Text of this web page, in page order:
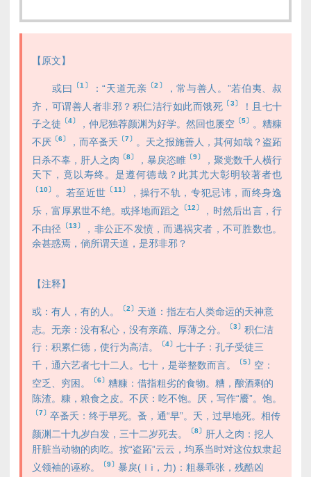
【原文】
或曰 〔1〕 ：“天道无亲 〔2〕
，常与善人。”若伯夷、叔
齐，可谓善人者非邪？积仁洁行如此而饿死 〔3〕
！且七十
子之徒 〔4〕 ，仲尼独荐颜渊为好学。然回也屡空 〔5〕
。糟糠
不厌 〔6〕 ，而卒蚤夭 〔7〕
。天之报施善人，其何如哉？盗跖
日杀不辜，肝人之肉 〔8〕 ，暴戾恣睢 〔9〕
，聚党数千人横行
天下，竟以寿终。是遵何德哉？此其尤大彰明较著者也
〔10〕 。若至近世 〔11〕
，操行不轨，专犯忌讳，而终身逸
乐，富厚累世不绝。或择地而蹈之
〔12〕
，时然后出言，行
不由径
〔13〕
，非公正不发愤，而遇祸灾者，不可胜数也。
余甚惑焉，倘所谓天道，是邪非邪？
【注释】
或：有人，有的人。 〔2〕 天道：指左右人类命运的天神意
志。无亲：没有私心，没有亲疏、厚薄之分。
〔3〕 积仁洁
行：积累仁德，使行为高洁。
〔4〕 七十子：孔子受徒三
千，通六艺者七十二人。七十，是举整数而言。
〔5〕 空：
空乏、穷困。
〔6〕 糟糠：借指粗劣的食物。糟，酿酒剩的
陈渣。糠，粮食之皮。不厌：吃不饱。厌，写作“餍”。饱。
〔7〕 卒蚤夭：终于早死。蚤，通“早”。夭，过早地死。相传
颜渊二十九岁白发，三十二岁死去。
〔8〕
肝人之肉：挖人
肝脏当动物的肉吃。按“盗跖”云云，均系当时对这位奴隶起
义领袖的诬称。
〔9〕 暴戾(ｌì，力)：粗暴乖张，残酷凶